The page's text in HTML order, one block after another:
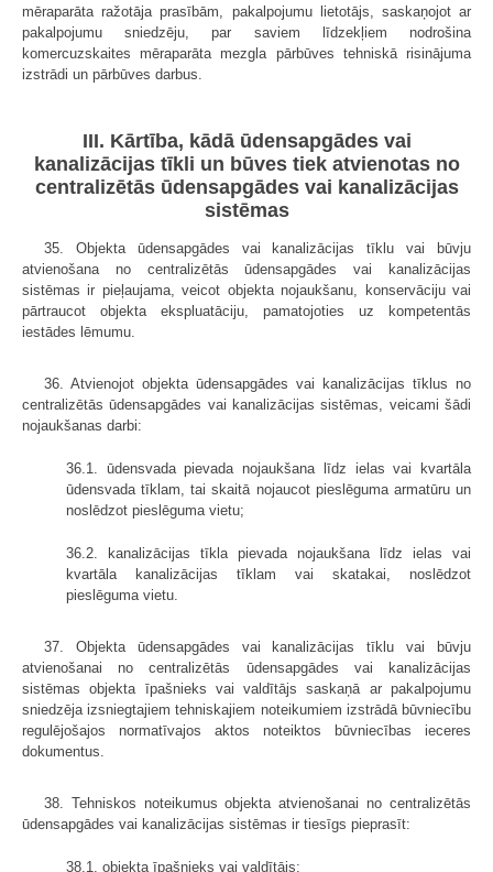
mēraparāta ražotāja prasībām, pakalpojumu lietotājs, saskaņojot ar
pakalpojumu sniedzēju, par saviem līdzekļiem nodrošina
komercuzskaites mēraparāta mezgla pārbūves tehniskā risinājuma
izstrādi un pārbūves darbus.
III. Kārtība, kādā ūdensapgādes vai
kanalizācijas tīkli un būves tiek atvienotas no
centralizētās ūdensapgādes vai kanalizācijas
sistēmas
35. Objekta ūdensapgādes vai kanalizācijas tīklu vai būvju
atvienošana no centralizētās ūdensapgādes vai kanalizācijas
sistēmas ir pieļaujama, veicot objekta nojaukšanu, konservāciju vai
pārtraucot objekta ekspluatāciju, pamatojoties uz kompetentās
iestādes lēmumu.
36. Atvienojot objekta ūdensapgādes vai kanalizācijas tīklus no
centralizētās ūdensapgādes vai kanalizācijas sistēmas, veicami šādi
nojaukšanas darbi:
36.1. ūdensvada pievada nojaukšana līdz ielas vai kvartāla
ūdensvada tīklam, tai skaitā nojaucot pieslēguma armatūru un
noslēdzot pieslēguma vietu;
36.2. kanalizācijas tīkla pievada nojaukšana līdz ielas vai
kvartāla kanalizācijas tīklam vai skatakai, noslēdzot
pieslēguma vietu.
37. Objekta ūdensapgādes vai kanalizācijas tīklu vai būvju
atvienošanai no centralizētās ūdensapgādes vai kanalizācijas
sistēmas objekta īpašnieks vai valdītājs saskaņā ar pakalpojumu
sniedzēja izsniegtajiem tehniskajiem noteikumiem izstrādā būvniecību
regulējošajos normatīvajos aktos noteiktos būvniecības ieceres
dokumentus.
38. Tehniskos noteikumus objekta atvienošanai no centralizētās
ūdensapgādes vai kanalizācijas sistēmas ir tiesīgs pieprasīt:
38.1. objekta īpašnieks vai valdītājs;